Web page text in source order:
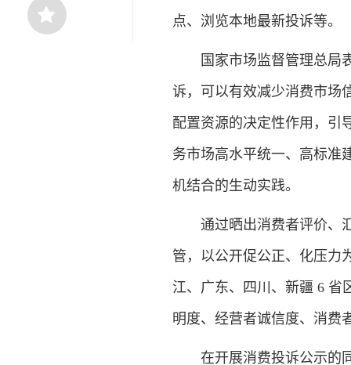
点、浏览本地最新投诉等。
国家市场监督管理总局表
诉，可以有效减少消费市场
配置资源的决定性作用，引
务市场高水平统一、高标准
机结合的生动实践。
通过晒出消费者评价、汇
管，以公开促公正、化压力
江、广东、四川、新疆 6 省
明度、经营者诚信度、消费
在开展消费投诉公示的同